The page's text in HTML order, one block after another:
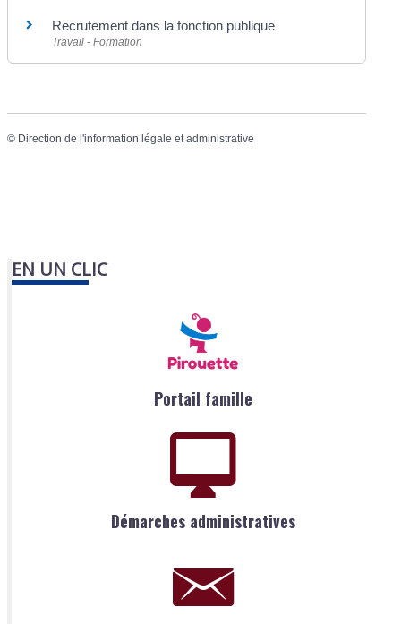
Recrutement dans la fonction publique
Travail - Formation
© Direction de l'information légale et administrative
EN UN CLIC
Portail famille
Démarches administratives